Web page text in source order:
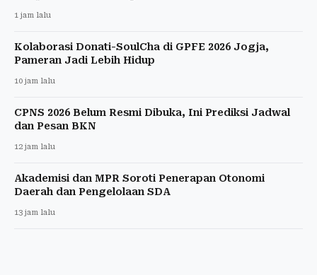
1 jam lalu
Kolaborasi Donati-SoulCha di GPFE 2026 Jogja,
Pameran Jadi Lebih Hidup
10 jam lalu
CPNS 2026 Belum Resmi Dibuka, Ini Prediksi Jadwal
dan Pesan BKN
12 jam lalu
Akademisi dan MPR Soroti Penerapan Otonomi
Daerah dan Pengelolaan SDA
13 jam lalu